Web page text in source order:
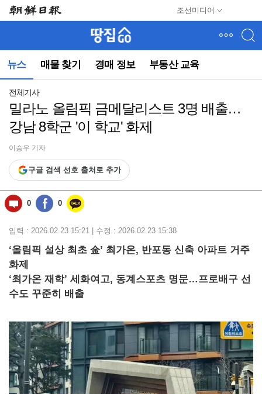
조선미디어
뉴스 매물 찾기 경매 정보 부동산 교육
뉴
(컨
동)
전체기사
밀라노 올림픽 금메달리스트 3명 배출…
강남 8학군 '이 학교' 화제
이승우 기자
구글 검색 선호 출처로 추가
0 0
입력 : 2026.02.23 15:21 | 수정 : 2026.02.23 15:38
‘올림픽 설상 최초 金’ 최가온, 반포동 신축 아파트 거주
화제
‘최가온 재학’ 세화여고, 동계스포츠 명문…프로배구 선
수도 꾸준히 배출